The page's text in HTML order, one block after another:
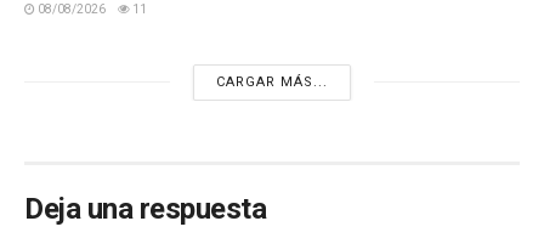
08/08/2026 11
CARGAR MÁS...
Deja una respuesta